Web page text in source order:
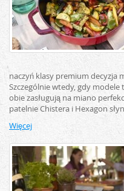
naczyń klasy premium decyzja
Szczególnie wtedy, gdy
obie zasługują na miano
patelnie Chistera i Hexagon
Więcej